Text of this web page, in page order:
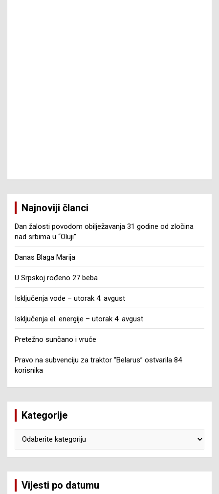
Najnoviji članci
Dan žalosti povodom obilježavanja 31 godine od zločina
nad srbima u “Oluji”
Danas Blaga Marija
U Srpskoj rođeno 27 beba
Isključenja vode – utorak 4. avgust
Isključenja el. energije – utorak 4. avgust
Pretežno sunčano i vruće
Pravo na subvenciju za traktor “Belarus” ostvarila 84
korisnika
Kategorije
Vijesti po datumu